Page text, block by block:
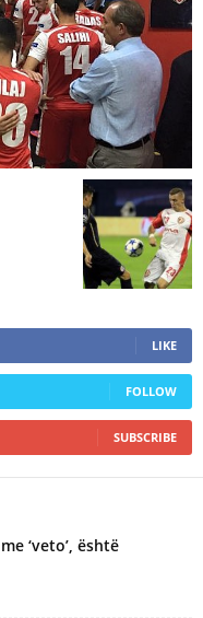
LIKE
FOLLOW
SUBSCRIBE
‘veto’, është